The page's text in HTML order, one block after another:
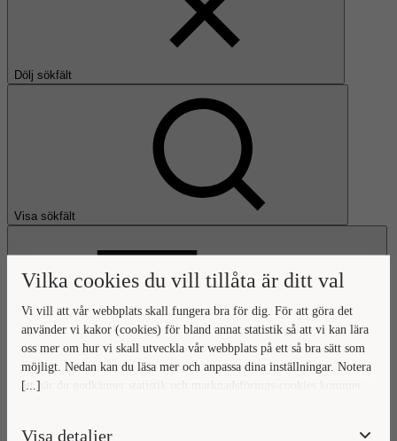
Vilka cookies du vill tillåta är ditt val
[...]
Vi vill att vår webbplats skall fungera bra för dig. För att göra det
använder vi kakor (cookies) för bland annat statistik så att vi kan lära
oss mer om hur vi skall utveckla vår webbplats på ett så bra sätt som
möjligt. Nedan kan du läsa mer och anpassa dina inställningar. Notera
att när du godkänner statistik och marknadsförings-cookies kommer
Visa detaljer
Dölj sökfält
Visa sökfält
Gå till startsidan